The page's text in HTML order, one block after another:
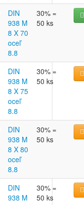
DIN
938 M
8 X 70
oceľ
8.8
30% =
50 ks
DIN
938 M
8 X 75
oceľ
8.8
30% =
50 ks
DIN
938 M
8 X 80
oceľ
8.8
30% =
50 ks
DIN
938 M
30% =
50 ks